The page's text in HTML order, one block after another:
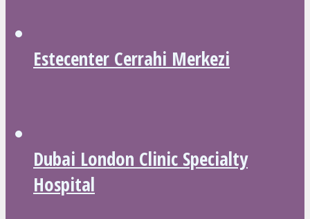
Estecenter Cerrahi Merkezi
Dubai London Clinic Specialty
Hospital